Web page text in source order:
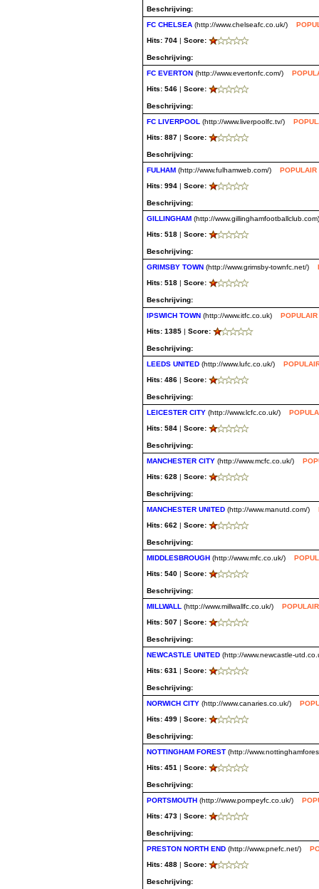
Beschrijving:
FC CHELSEA (http://www.chelseafc.co.uk/)
Hits: 704 | Score:
Beschrijving:
FC EVERTON (http://www.evertonfc.com/)
Hits: 546 | Score:
Beschrijving:
FC LIVERPOOL (http://www.liverpoolfc.tv/)
Hits: 887 | Score:
Beschrijving:
FULHAM (http://www.fulhamweb.com/)
POPULAIR
Hits: 994 | Score:
Beschrijving:
GILLINGHAM (http://
Hits: 518 | Score:
Beschrijving:
GRIMSBY TOWN (http://www.grimsby-townfc.net/)
Hits: 518 | Score:
Beschrijving:
IPSWICH TOWN (http://www.itfc.co.uk)
POPULAIR
Hits: 1385 | Score:
Beschrijving:
LEEDS UNITED (http://www.lufc.co.uk/)
Hits: 486 | Score:
Beschrijving:
LEICESTER CITY (http://www.lcfc.co.uk/)
Hits: 584 | Score:
Beschrijving:
MANCHESTER CITY (http://www.mcfc.co.uk/)
Hits: 628 | Score:
Beschrijving:
MANCHESTER UNITED (http://www.manutd.com/)
Hits: 662 | Score:
Beschrijving:
MIDDLESBROUGH (http://www.mfc.co.uk/)
Hits: 540 | Score:
Beschrijving:
MILLWALL (http://www.millwallfc.co.uk/)
POPULAIR
Hits: 507 | Score:
Beschrijving:
NEWCASTLE UNITED (http://www.newcastle-
Hits: 631 | Score:
Beschrijving:
NORWICH CITY (http://www.canaries.co.uk/)
Hits: 499 | Score:
Beschrijving:
NOTTINGHAM FOREST (http://
Hits: 451 | Score:
Beschrijving:
PORTSMOUTH (http://www.pompeyfc.co.uk/)
Hits: 473 | Score:
Beschrijving:
PRESTON NORTH END (http://www.pnefc.net/)
Hits: 488 | Score:
Beschrijving: